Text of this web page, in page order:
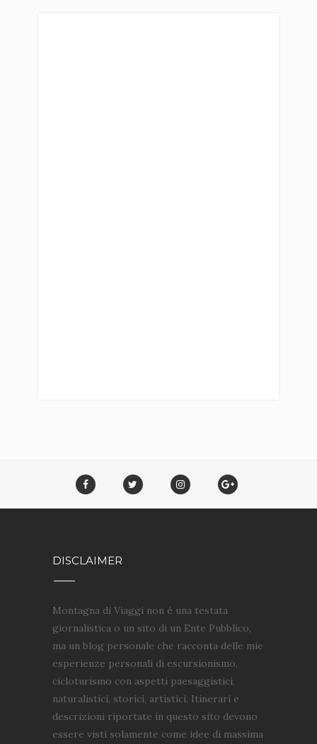
DISCLAIMER
Montagna di Viaggi non è una testata
giornalistica o un sito di un Ente Pubblico,
ma un blog personale che racconta delle mie
esperienze personali di escursionismo,
cicloturismo con aspetti paesaggistici,
naturalistici, storici, artistici. Itinerari e
descrizioni riportate in questo sito devono
essere visti solamente come idee di massima